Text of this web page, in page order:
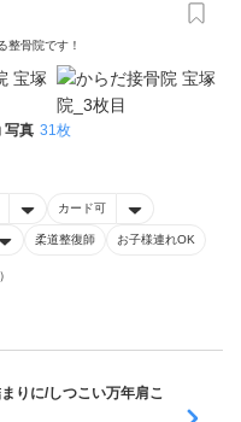
整骨院です！
写真 31枚
カード可
柔道整復師 お子様連れOK
りに/しつこい万年肩こ